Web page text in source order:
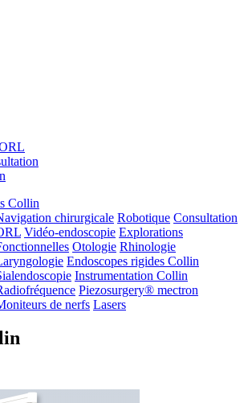
Collin
chirurgicale Robotique Consultation
Vidéo-endoscopie Explorations
Otologie Rhinologie
Endoscopes rigides Collin
Instrumentation Collin
Piezosurgery® mectron
de nerfs Lasers